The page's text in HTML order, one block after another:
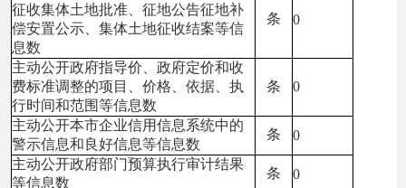
征收集体土地批准、征地公告征地补
偿安置公示、集体土地征收结案等信
息数
条 0
主动公开政府指导价、政府定价和收
费标准调整的项目、价格、依据、执
行时间和范围等信息数
条 0
主动公开本市企业信用信息系统中的
警示信息和良好信息等信息数
条
0
主动公开政府部门预算执行审计结果
等信息数
条
0